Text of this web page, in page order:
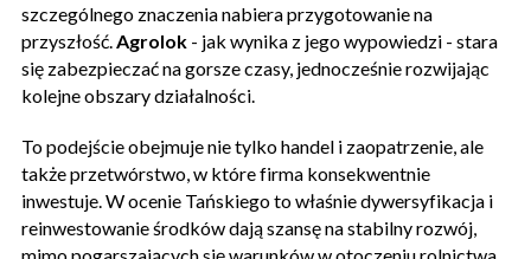
szczególnego znaczenia nabiera przygotowanie na
przyszłość.Agrolok - jak wynika z jego wypowiedzi - stara
się zabezpieczać na gorsze czasy, jednocześnie rozwijając
kolejne obszary działalności.
To podejście obejmuje nie tylko handel i zaopatrzenie, ale
także przetwórstwo, w które firma konsekwentnie
inwestuje. W ocenie Tańskiego to właśnie dywersyfikacja i
reinwestowanie środków dają szansę na stabilny rozwój,